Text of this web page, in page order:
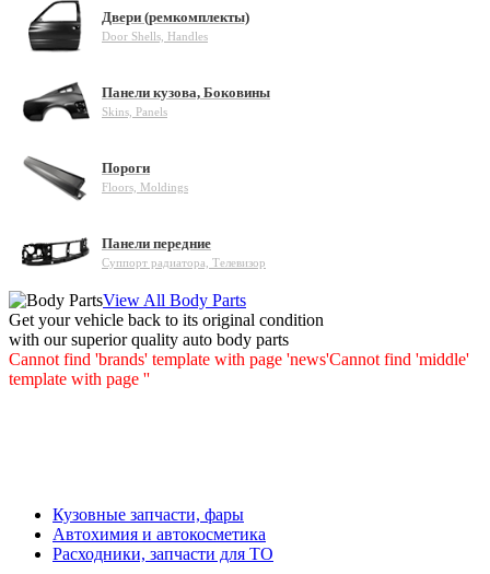
Двери (ремкомплекты)
Door Shells, Handles
Панели кузова, Боковины
Skins, Panels
Пороги
Floors, Moldings
Панели передние
Суппорт радиатора, Телевизор
View All Body Parts
Get your vehicle back to its original condition
with our superior quality auto body parts
Cannot find 'brands' template with page 'news'Cannot find 'middle'
template with page ''
Кузовные запчасти, фары
Автохимия и автокосметика
Расходники, запчасти для ТО